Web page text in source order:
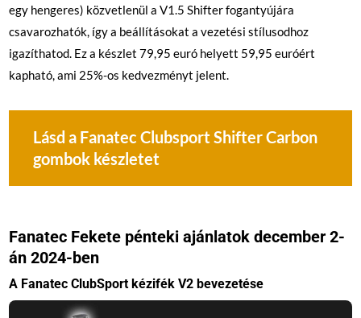
egy hengeres) közvetlenül a V1.5 Shifter fogantyújára
csavarozhatók, így a beállításokat a vezetési stílusodhoz
igazíthatod. Ez a készlet 79,95 euró helyett 59,95 euróért
kapható, ami 25%-os kedvezményt jelent.
Lásd a Fanatec Clubsport Shifter Carbon
gombok készletet
Fanatec Fekete pénteki ajánlatok december 2-
án 2024-ben
A Fanatec ClubSport kézifék V2 bevezetése